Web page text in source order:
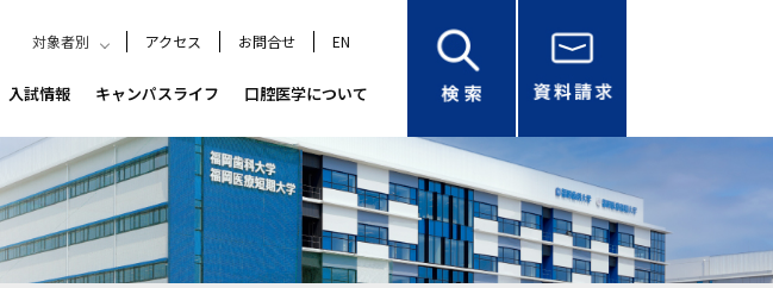
対象者別 アクセス お問合せ EN
入試情報 キャンパスライフ 口腔医学について